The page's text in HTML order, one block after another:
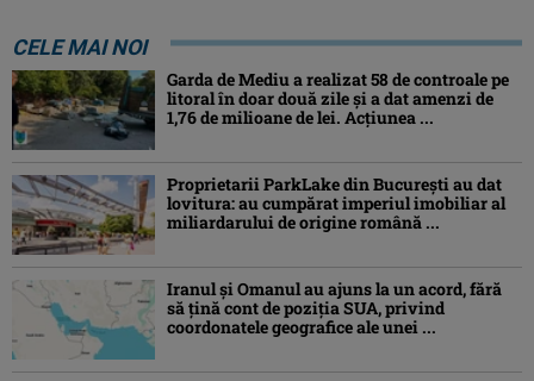
CELE MAI NOI
Garda de Mediu a realizat 58 de controale pe
litoral în doar două zile și a dat amenzi de
1,76 de milioane de lei. Acțiunea ...
Proprietarii ParkLake din București au dat
lovitura: au cumpărat imperiul imobiliar al
miliardarului de origine română ...
Iranul și Omanul au ajuns la un acord, fără
să țină cont de poziția SUA, privind
coordonatele geografice ale unei ...